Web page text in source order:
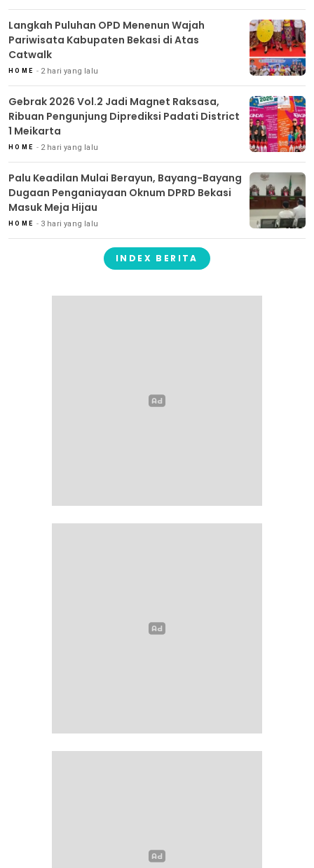
Langkah Puluhan OPD Menenun Wajah
Pariwisata Kabupaten Bekasi di Atas
Catwalk
HOME 2 hari yang lalu
Gebrak 2026 Vol.2 Jadi Magnet Raksasa,
Ribuan Pengunjung Diprediksi Padati District
1 Meikarta
HOME 2 hari yang lalu
Palu Keadilan Mulai Berayun, Bayang-Bayang
Dugaan Penganiayaan Oknum DPRD Bekasi
Masuk Meja Hijau
HOME 3 hari yang lalu
INDEX BERITA